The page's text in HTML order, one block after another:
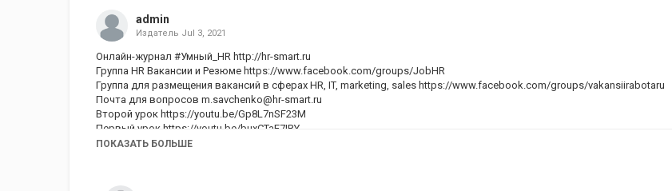
admin
Издатель Jul 3, 2021
Онлайн-журнал #Умный_HR http://hr-smart.ru
Группа HR Вакансии и Резюме https://www.facebook.com/groups/JobHR
Группа для размещения вакансий в сферах HR, IT, marketing, sales https://www.facebook.com/groups/vakansiirabotaru
Почта для вопросов m.savchenko@hr-smart.ru
Второй урок https://youtu.be/Gp8L7nSF23M
Первый урок https://youtu.be/buxCTaE7IRY
ПОКАЗАТЬ БОЛЬШЕ